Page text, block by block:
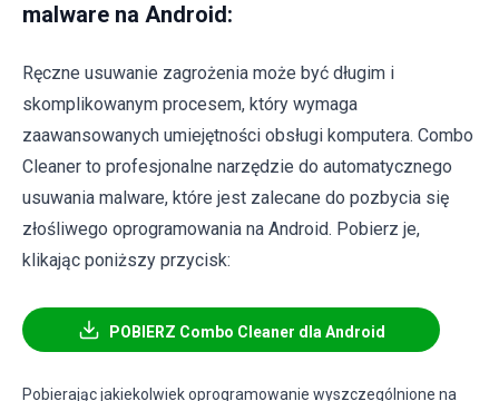
malware na Android:
Ręczne usuwanie zagrożenia może być długim i
skomplikowanym procesem, który wymaga
zaawansowanych umiejętności obsługi komputera. Combo
Cleaner to profesjonalne narzędzie do automatycznego
usuwania malware, które jest zalecane do pozbycia się
złośliwego oprogramowania na Android. Pobierz je,
klikając poniższy przycisk:
POBIERZ Combo Cleaner dla Android
Pobierając jakiekolwiek oprogramowanie wyszczególnione na